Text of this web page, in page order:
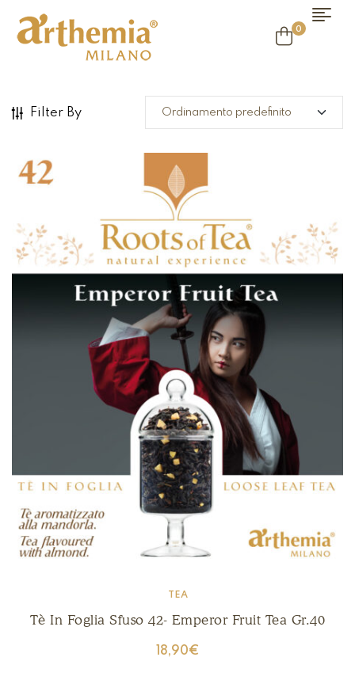
0
Filter By
TEA
Tè In Foglia Sfuso 42- Emperor Fruit Tea Gr.40
18,90€